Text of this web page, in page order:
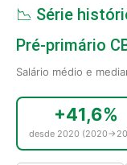
📉 Série
Pré-primário
Salário médio e
+41,6%
desde 2020